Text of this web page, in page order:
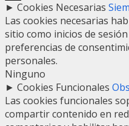
► Cookies Necesarias
Las cookies necesarias
sitio como inicios de
preferencias de
personales.
Ninguno
► Cookies Funcionales
Las cookies funcionales
compartir contenido en